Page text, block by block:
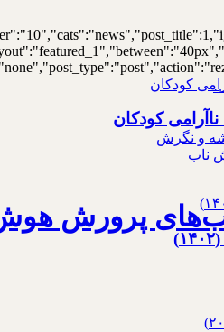
…
و نگرش
ناب
پرورش
کودکان